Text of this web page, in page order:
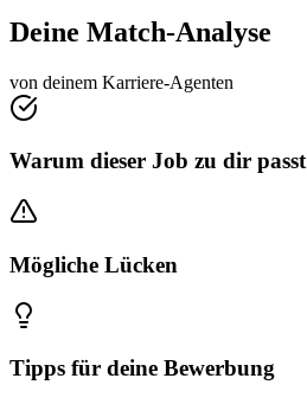
Deine Match-Analyse
von deinem Karriere-Agenten
Warum dieser Job zu dir passt
Mögliche Lücken
Tipps für deine Bewerbung